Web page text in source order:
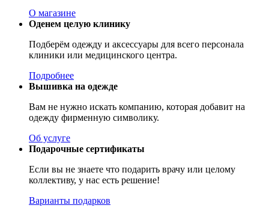
О магазине
Оденем целую клинику
Подберём одежду и аксессуары для всего персонала
клиники или медицинского центра.
Подробнее
Вышивка на одежде
Вам не нужно искать компанию, которая добавит на
одежду фирменную символику.
Об услуге
Подарочные сертификаты
Если вы не знаете что подарить врачу или целому
коллективу, у нас есть решение!
Варианты подарков